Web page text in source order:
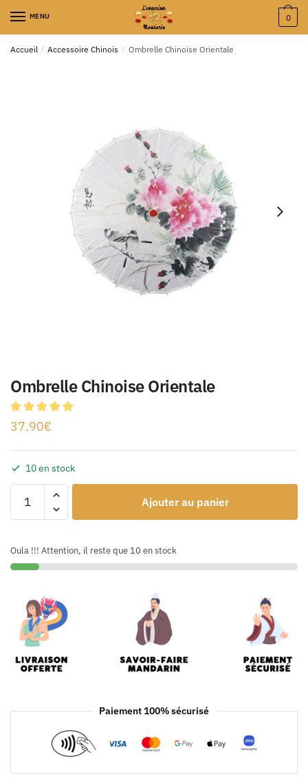
MENU 0
Accueil / Accessoire Chinois / Ombrelle Chinoise Orientale
Ombrelle Chinoise Orientale
37.90€
10 en stock
Ajouter au panier
Oula !!! Attention, il reste que 10 en stock
Paiement 100% sécurisé